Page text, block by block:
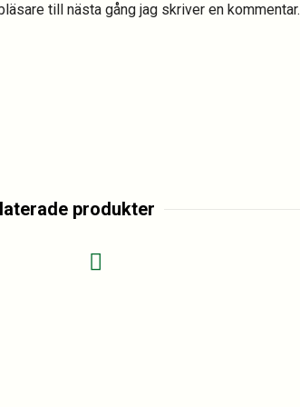
till nästa gång jag skriver en kommentar.
produkter